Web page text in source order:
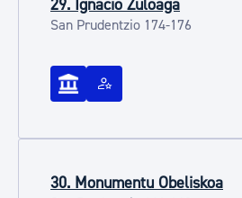
29. Ignacio Zuloaga
San Prudentzio 174-176
30. Monumentu Obeliskoa